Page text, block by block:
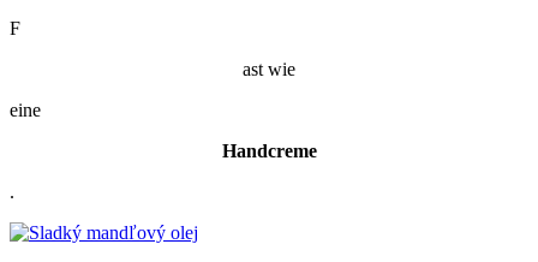
F
ast wie
eine
Handcreme
.